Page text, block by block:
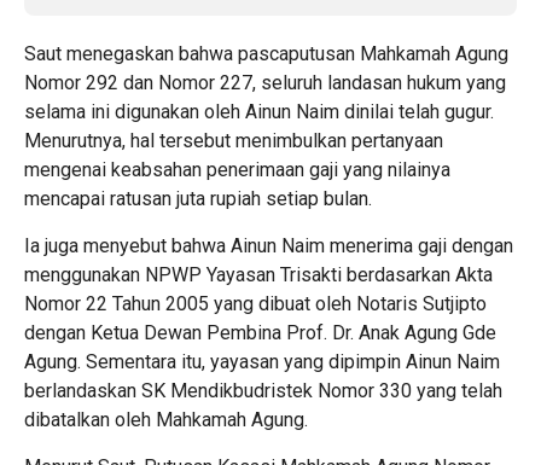
Saut menegaskan bahwa pascaputusan Mahkamah Agung
Nomor 292 dan Nomor 227, seluruh landasan hukum yang
selama ini digunakan oleh Ainun Naim dinilai telah gugur.
Menurutnya, hal tersebut menimbulkan pertanyaan
mengenai keabsahan penerimaan gaji yang nilainya
mencapai ratusan juta rupiah setiap bulan.
Ia juga menyebut bahwa Ainun Naim menerima gaji dengan
menggunakan NPWP Yayasan Trisakti berdasarkan Akta
Nomor 22 Tahun 2005 yang dibuat oleh Notaris Sutjipto
dengan Ketua Dewan Pembina Prof. Dr. Anak Agung Gde
Agung. Sementara itu, yayasan yang dipimpin Ainun Naim
berlandaskan SK Mendikbudristek Nomor 330 yang telah
dibatalkan oleh Mahkamah Agung.